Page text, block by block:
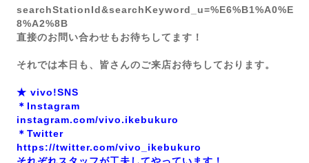
searchStationId&searchKeyword_u=%E6%B1%A0%E
8%A2%8B
直接のお問い合わせもお待ちしてます！
それでは本日も、皆さんのご来店お待ちしております。
★ vivo!SNS
＊Instagram
instagram.com/vivo.ikebukuro
＊Twitter
https://twitter.com/vivo_ikebukuro